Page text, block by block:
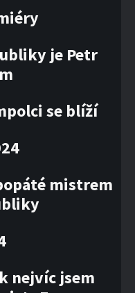
je Petr
se blíží
mistrem
nejvíc jsem